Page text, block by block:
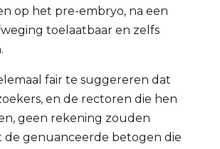
op het pre-embryo, na een
toelaatbaar en zelfs
fair te suggereren dat
en de rectoren die hen
geen rekening zouden
de genuanceerde betogen die